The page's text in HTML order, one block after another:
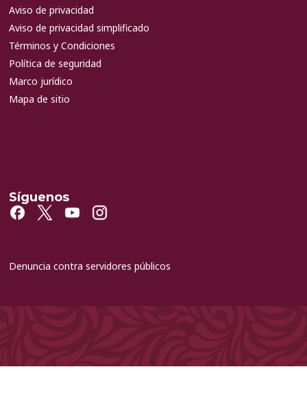
Aviso de privacidad
Aviso de privacidad simplificado
Términos y Condiciones
Política de seguridad
Marco jurídico
Mapa de sitio
Síguenos
Denuncia contra servidores públicos